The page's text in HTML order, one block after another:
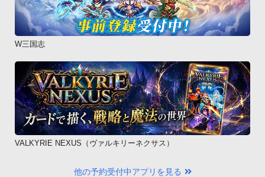
W三国志
VALKYRIE NEXUS（ヴァルキリーネクサス）
他の予約受付中アプリを見る